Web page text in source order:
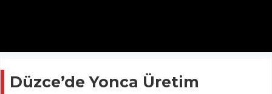
Düzce’de Yonca Üretim